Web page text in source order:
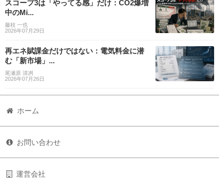
スコープ3は「やってる感」だけ：CO2爆増
中のMi...
藤枝 一也
2026年07月29日
再エネ賦課金だけではない：電気料金に潜
む「新市場」...
尾瀬原 清冽
2026年07月26日
ホーム
お問い合わせ
運営会社